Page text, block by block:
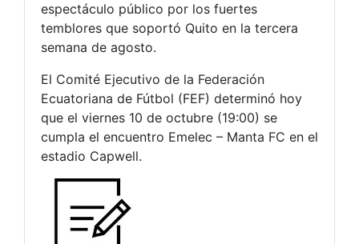
espectáculo público por los fuertes
temblores que soportó Quito en la tercera
semana de agosto.
El Comité Ejecutivo de la Federación
Ecuatoriana de Fútbol (FEF) determinó hoy
que el viernes 10 de octubre (19:00) se
cumpla el encuentro Emelec – Manta FC en el
estadio Capwell.